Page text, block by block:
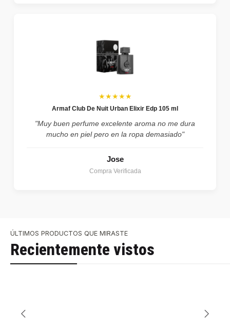
★★★★★
Armaf Club De Nuit Urban Elixir Edp 105 ml
"Muy buen perfume excelente aroma no me dura
mucho en piel pero en la ropa demasiado"
Jose
Compra Verificada
ÚLTIMOS PRODUCTOS QUE MIRASTE
Recientemente vistos